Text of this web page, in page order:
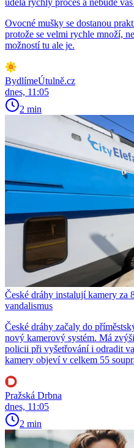
udělá rychlý proces a nebude
Ovocné mušky se dostanou
protože se velmi rychle množí,
možností tu ale je.
BydlímeÚtulně.cz
dnes, 11:05
2 min
České dráhy instalují kamery
vandalismus
České dráhy začaly do
nový kamerový systém. Má
policii při vyšetřování i odradit
kamery objeví v celkem 55
Pražská Drbna
dnes, 11:05
2 min